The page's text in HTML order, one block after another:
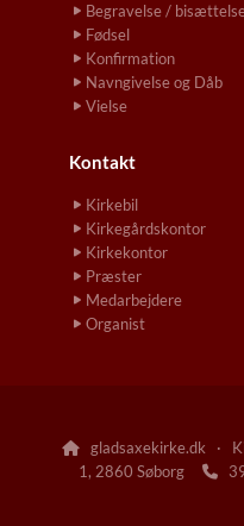
Begravelse /
Fødsel
Konfirmation
Navngivelse og Dåb
Vielse
Kontakt
Kirkebil
Kirkegårdskontor
Kirkekontor
Præster
Medarbejdere
Organist
gladsaxekirke.dk ·
1, 2860 Søborg
